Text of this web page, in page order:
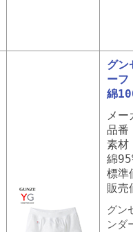
グン
ー
綿
メー
品番
素材
綿
標準
販売
グン
ンダ